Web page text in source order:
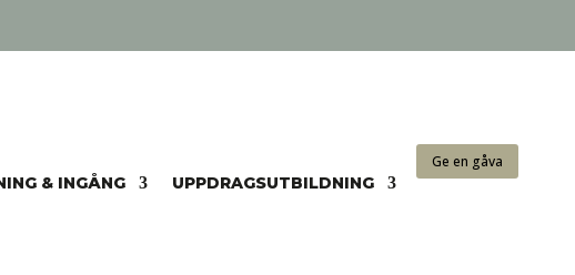
& INGÅNG UPPDRAGSUTBILDNING
Ge en gåva